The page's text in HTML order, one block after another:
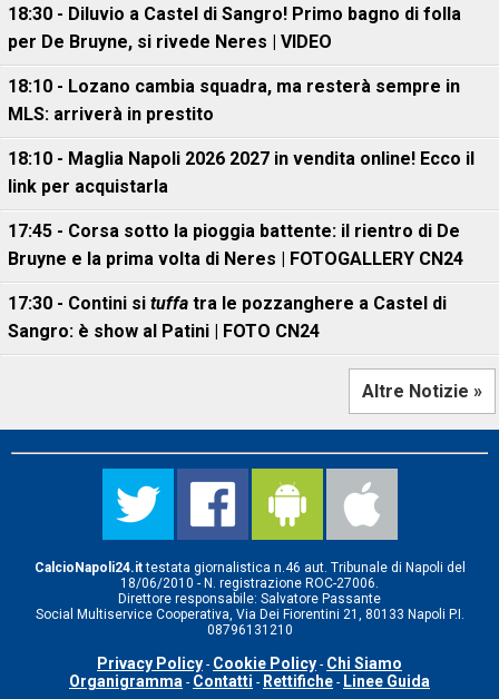
18:30 - Diluvio a Castel di Sangro! Primo bagno di folla
per De Bruyne, si rivede Neres | VIDEO
18:10 - Lozano cambia squadra, ma resterà sempre in
MLS: arriverà in prestito
18:10 - Maglia Napoli 2026 2027 in vendita online! Ecco il
link per acquistarla
17:45 - Corsa sotto la pioggia battente: il rientro di De
Bruyne e la prima volta di Neres | FOTOGALLERY CN24
17:30 - Contini si tuffa tra le pozzanghere a Castel di
Sangro: è show al Patini | FOTO CN24
Altre Notizie »
CalcioNapoli24.ittestata giornalistica n.46 aut. Tribunale di Napoli del
18/06/2010 - N. registrazione ROC-27006.
Direttore responsabile: Salvatore Passante
Social Multiservice Cooperativa, Via Dei Fiorentini 21, 80133 Napoli P.I.
08796131210
Privacy Policy - Cookie Policy - Chi Siamo
Organigramma - Contatti - Rettifiche - Linee Guida